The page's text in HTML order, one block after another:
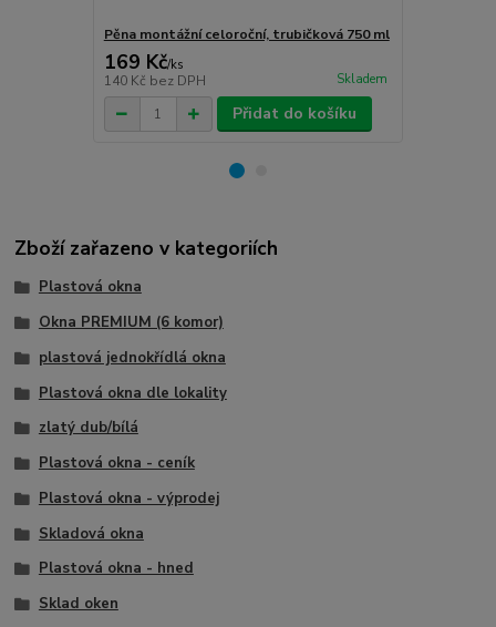
Pěna montážní celoroční, trubičková 750 ml
169 Kč/ks
140 Kč bez DPH Skladem
Přidat do košíku
Zboží zařazeno v kategoriích
Plastová okna
Okna PREMIUM (6 komor)
plastová jednokřídlá okna
Plastová okna dle lokality
zlatý dub/bílá
Plastová okna - ceník
Plastová okna - výprodej
Skladová okna
Plastová okna - hned
Sklad oken